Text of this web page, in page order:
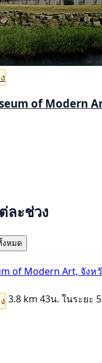
of Modern
ละช่วง
งหมด
of Modern Art, จังห
3.8 km 43น. ในระยะ